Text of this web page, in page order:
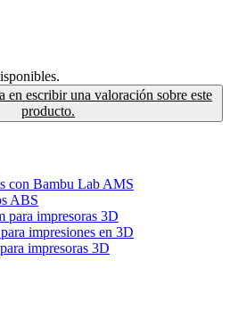
en escribir una valoración sobre este
producto.
con Bambu Lab AMS
ABS
para impresoras 3D
impresiones en 3D
impresoras 3D